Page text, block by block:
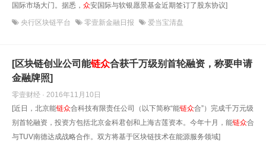
国际市场大门。据悉， 众安国际与软银愿景基金近期签订了股东协议]
央行区块链平台 零壹新金融日报 爱当宝清盘
[区块链创业公司能链众合获千万级别首轮融资，称要申请
金融牌照]
零壹财经 · 2016年11月10日
[近日，北京能链众合科技有限责任公司（以下简称“能链众合”）完成千万元级
别首轮融资，投资方包括北京金科君创和上海古莲资本。今年十月，能链众合
与TUV南德达成战略合作。双方将基于区块链技术在能源服务领域]